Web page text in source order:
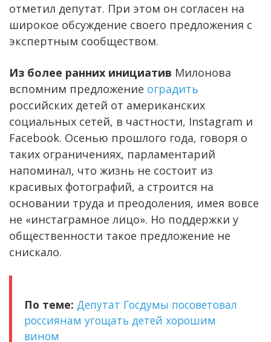
отметил депутат. При этом он согласен на
широкое обсуждение своего предложения с
экспертным сообществом.
Из более ранних инициатив Милонова
вспомним предложение оградить
российских детей от американских
социальных сетей, в частности, Instagram и
Facebook. Осенью прошлого года, говоря о
таких ограничениях, парламентарий
напоминал, что жизнь не состоит из
красивых фотографий, а строится на
основании труда и преодоления, имея вовсе
не «инстаграмное лицо». Но поддержки у
общественности такое предложение не
снискало.
По теме: Депутат Госдумы посоветовал
россиянам угощать детей хорошим
вином